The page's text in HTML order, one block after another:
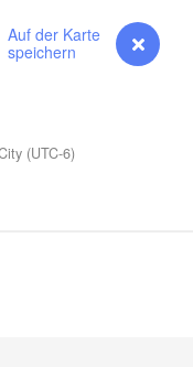
Vorhersage
(UTC-6)